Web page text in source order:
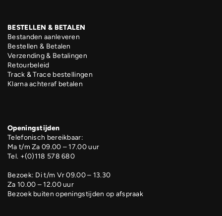
BESTELLEN & BETALEN
Bestanden aanleveren
Bestellen & Betalen
Verzending & Betalingen
Retourbeleid
Track & Trace bestellingen
Klarna achteraf betalen
Openingstijden
Telefonisch bereikbaar:
Ma t/m Za 09.00 – 17.00 uur
Tel. +(0)118 578 680
Bezoek: Di t/m Vr 09.00 – 13.30
Za 10.00 – 12.00 uur
Bezoek buiten openingstijden op afspraak